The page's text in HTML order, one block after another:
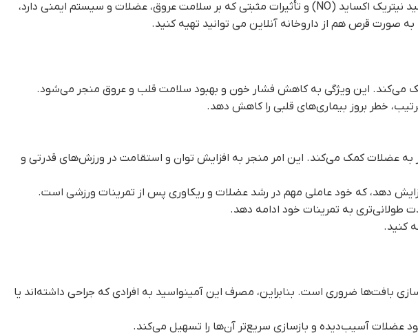
ال آرژنین یکی از آمینواسیدهای نیمه‌ضروری است که کاربردهای زیادی در بدن دارد و بیشتر به دلیل نقشش در تولید نیتریک اکساید (NO) و تأثیرات مثبتی که بر سلامت عروق، عضلات و سیستم ایمنی دارد،
به صورت قرص هم از داروخانه آنلاین می توانید تهیه کنید.
می‌کند. این ویژگی به کاهش فشار خون و بهبود سلامت قلب و عروق منجر می‌شود.
خطر بروز بیماری‌های قلبی را کاهش دهد.
به عضلات کمک می‌کند. این امر منجر به افزایش توان و استقامت در ورزش‌های قدرتی و
دهد، که خود عاملی مهم در رشد عضلات و ریکاوری پس از تمرینات ورزشی است.
طولانی‌تری به تمرینات خود ادامه دهد.
کنید.
بافت‌ها ضروری است. بنابراین، مصرف این آمینواسید به افرادی که جراحی داشته‌اند یا
عضلات آسیب‌دیده و بازسازی سریع‌تر آن‌ها را تسهیل می‌کند.